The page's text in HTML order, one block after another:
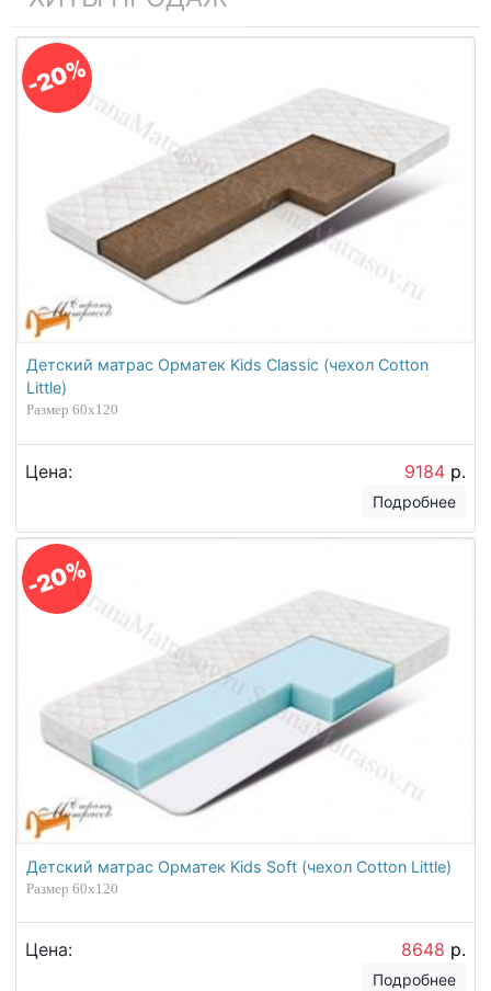
-20%
Детский матрас Орматек Kids Classic (чехол Cotton
Little)
Размер 60х120
Цена: 9184 р.
Подробнее
-20%
Детский матрас Орматек Kids Soft (чехол Cotton Little)
Размер 60х120
Цена: 8648 р.
Подробнее